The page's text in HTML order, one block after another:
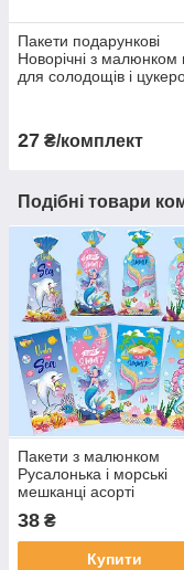
Пакети подарункові
Новорічні з малюнком
для солодощів і
27 ₴/комплект
Подібні товари
Пакети з малюнком
Русалонька і морські
мешканці асорті
подарункові
затискачами набір 10
27х 12.5 см
38 ₴
Купити